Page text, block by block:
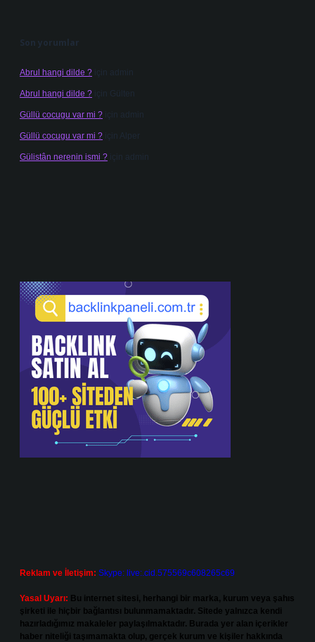
Son yorumlar
Abrul hangi dilde ? için admin
Abrul hangi dilde ? için Gülten
Güllü cocugu var mi ? için admin
Güllü cocugu var mi ? için Alper
Gülistân nerenin ismi ? için admin
Reklam ve İletişim: Skype: live:.cid.575569c608265c69
Yasal Uyarı: Bu internet sitesi, herhangi bir marka, kurum veya şahıs
şirketi ile hiçbir bağlantısı bulunmamaktadır. Sitede yalnızca kendi
hazırladığımız makaleler paylaşılmaktadır. Burada yer alan içerikler
haber niteliği taşımamakta olup, gerçek kurum ve kişiler hakkında